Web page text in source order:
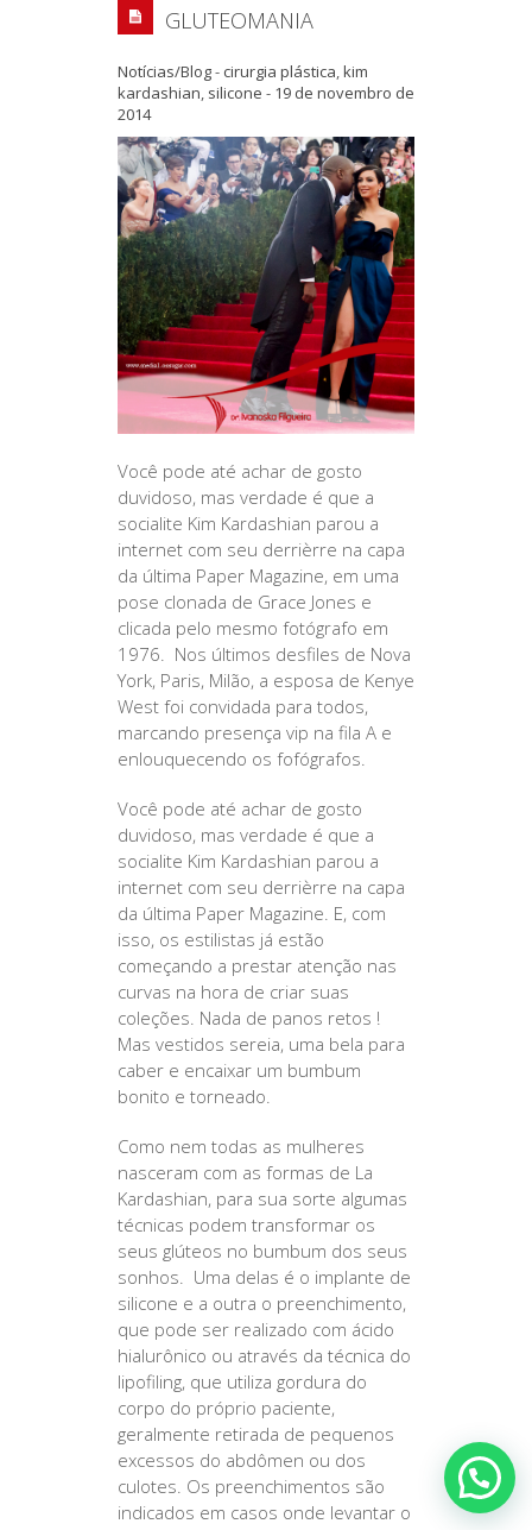
GLUTEOMANIA
Notícias/Blog- cirurgia plástica,kim
kardashian, silicone - 19 de novembro de
2014
Você pode até achar de gosto
duvidoso, mas verdade é que a
socialite Kim Kardashian parou a
internet com seu derrièrre na capa
da última Paper Magazine, em uma
pose clonada de Grace Jones e
clicada pelo mesmo fotógrafo em
1976. Nos últimos desfiles de Nova
York, Paris, Milão, a esposa de Kenye
West foi convidada para todos,
marcando presença vip na fila A e
enlouquecendo os fofógrafos.
Você pode até achar de gosto
duvidoso, mas verdade é que a
socialite Kim Kardashian parou a
internet com seu derrièrre na capa
da última Paper Magazine. E, com
isso, os estilistas já estão
começando a prestar atenção nas
curvas na hora de criar suas
coleções. Nada de panos retos !
Mas vestidos sereia, uma bela para
caber e encaixar um bumbum
bonito e torneado.
Como nem todas as mulheres
nasceram com as formas de La
Kardashian, para sua sorte algumas
técnicas podem transformar os
seus glúteos no bumbum dos seus
sonhos. Uma delas é o implante de
silicone e a outra o preenchimento,
que pode ser realizado com ácido
hialurônico ou através da técnica do
lipofiling, que utiliza gordura do
corpo do próprio paciente,
geralmente retirada de pequenos
excessos do abdômen ou dos
culotes. Os preenchimentos são
indicados em casos onde levantar o